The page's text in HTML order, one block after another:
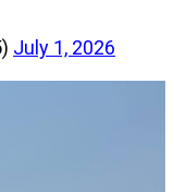
July 1, 2026